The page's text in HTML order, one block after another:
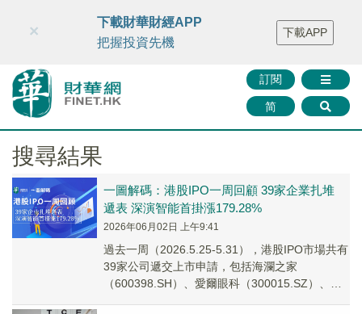
財華智庫網 FINTV FINMETA 財華證券 媒體矩陣
智庫沙龍
聯絡我們
訂閱
简
×
下載財華財經APP
把握投資先機
下載APP
搜尋結果
一圖解碼：港股IPO一周回顧 39家企業扎堆
遞表 深演智能首掛漲179.28%
2026年06月02日 上午9:41
過去一周（2026.5.25-5.31），港股IPO市場共有
39家公司遞交上市申請，包括海瀾之家
（600398.SH）、愛爾眼科（300015.SZ）、匯